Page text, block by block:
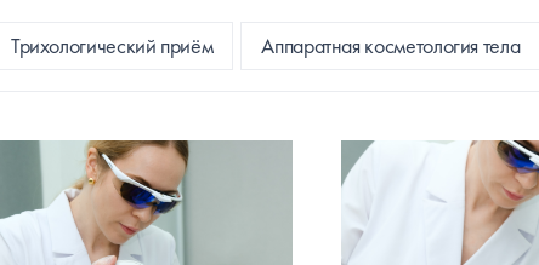
Трихологический приём Аппаратная косметология тела